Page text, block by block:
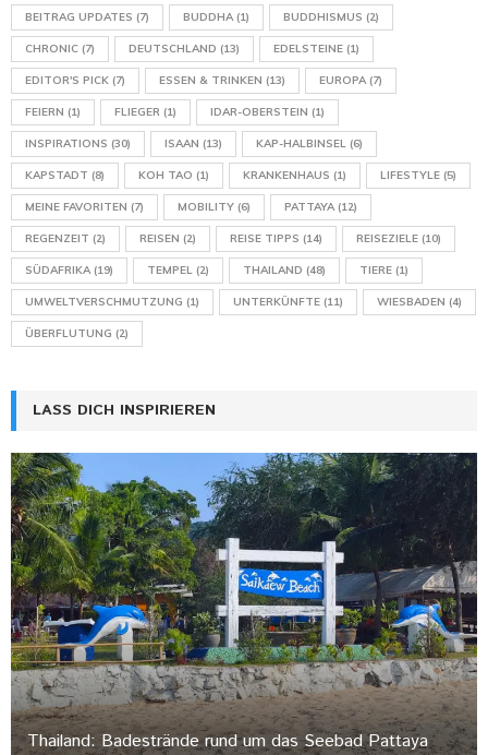
BEITRAG UPDATES (7) BUDDHA(1) BUDDHISMUS (2)
CHRONIC (7) DEUTSCHLAND (13) EDELSTEINE (1)
EDITOR'S PICK (7) ESSEN & TRINKEN (13) EUROPA(7)
FEIERN (1) FLIEGER (1) IDAR-OBERSTEIN (1)
INSPIRATIONS (30) ISAAN (13) KAP-HALBINSEL (6)
KAPSTADT (8) KOH TAO (1) KRANKENHAUS (1) LIFESTYLE (5)
MEINE FAVORITEN (7) MOBILITY (6) PATTAYA(12)
REGENZEIT (2) REISEN (2) REISE TIPPS (14) REISEZIELE (10)
SÜDAFRIKA(19) TEMPEL (2) THAILAND (48) TIERE (1)
UMWELTVERSCHMUTZUNG (1) UNTERKÜNFTE (11) WIESBADEN (4)
ÜBERFLUTUNG (2)
LASS DICH INSPIRIEREN
Thailand: Badestrände rund um das Seebad Pattaya